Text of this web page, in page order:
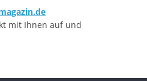
mit Ihnen auf und